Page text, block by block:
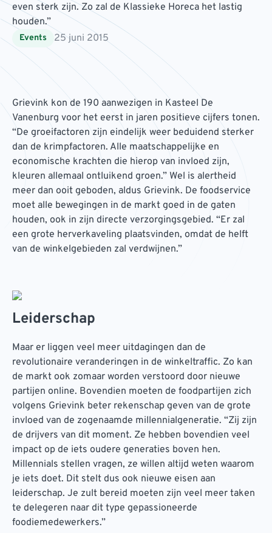
even sterk zijn. Zo zal de Klassieke Horeca het lastig
houden.”
Events 25 juni 2015
Grievink kon de 190 aanwezigen in Kasteel De
Vanenburg voor het eerst in jaren positieve cijfers tonen.
“De groeifactoren zijn eindelijk weer beduidend sterker
dan de krimpfactoren. Alle maatschappelijke en
economische krachten die hierop van invloed zijn,
kleuren allemaal ontluikend groen.” Wel is alertheid
meer dan ooit geboden, aldus Grievink. De foodservice
moet alle bewegingen in de markt goed in de gaten
houden, ook in zijn directe verzorgingsgebied. “Er zal
een grote herverkaveling plaatsvinden, omdat de helft
van de winkelgebieden zal verdwijnen.”
Leiderschap
Maar er liggen veel meer uitdagingen dan de
revolutionaire veranderingen in de winkeltraffic. Zo kan
de markt ook zomaar worden verstoord door nieuwe
partijen online. Bovendien moeten de foodpartijen zich
volgens Grievink beter rekenschap geven van de grote
invloed van de zogenaamde millennialgeneratie. “Zij zijn
de drijvers van dit moment. Ze hebben bovendien veel
impact op de iets oudere generaties boven hen.
Millennials stellen vragen, ze willen altijd weten waarom
je iets doet. Dit stelt dus ook nieuwe eisen aan
leiderschap. Je zult bereid moeten zijn veel meer taken
te delegeren naar dit type gepassioneerde
foodiemedewerkers.”